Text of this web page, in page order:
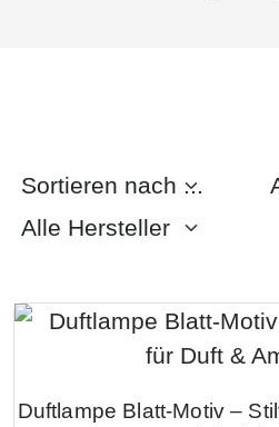
Duftlampe Blatt-Motiv –